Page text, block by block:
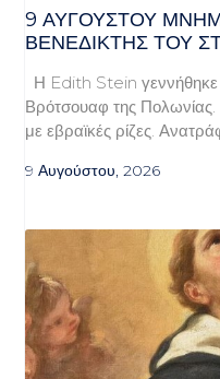
9 ΑΥΓΟΥΣΤΟΥ
ΒΕΝΕΔΙΚΤΗΣ ΤΟΥ
Η Edith Stein γεννήθηκε
Βρότσουαφ της Πολωνίας.
με εβραϊκές ρίζες.
9 Αυγούστου, 2026